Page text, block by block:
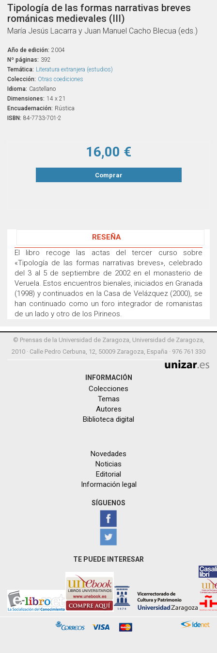
Tipología de las formas narrativas breves
románicas medievales (III)
María Jesús Lacarra y Juan Manuel Cacho Blecua (eds.)
Año de edición: 2004
Nº páginas: 392
Temática: Literatura extranjera (estudios)
Colección: Otras coediciones
Idioma: Castellano
Dimensiones: 14 x 21
Encuadernación: Rústica
ISBN: 84-7733-701-2
16,00 €
Comprar
RESEÑA
El libro recoge las actas del tercer curso sobre
«Tipología de las formas narrativas breves», celebrado
del 3 al 5 de septiembre de 2002 en el monasterio de
Veruela. Estos encuentros bienales, iniciados en Granada
(1998) y continuados en la Casa de Velázquez (2000), se
han continuado como un foro integrador de romanistas
de un lado y otro de los Pirineos.
© Prensas de la Universidad de Zaragoza, Universidad de Zaragoza,
2010 · Calle Pedro Cerbuna, 12, 50009 Zaragoza, España · 976 761 330
INFORMACIÓN
Colecciones
Temas
Autores
Biblioteca digital
Novedades
Noticias
Editorial
Información legal
SÍGUENOS
TE PUEDE INTERESAR